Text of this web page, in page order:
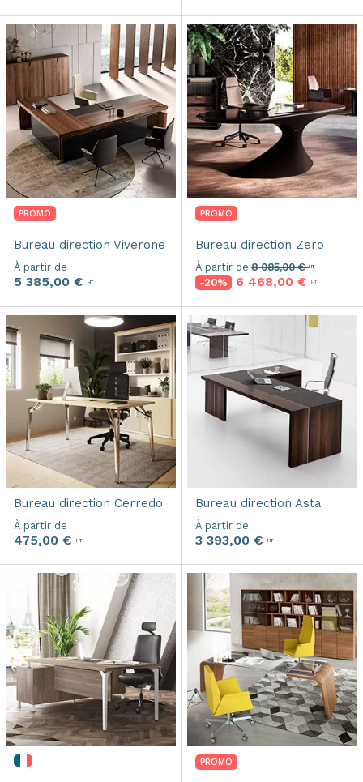
PROMO
Bureau direction Viverone
À partir de
5 385,00 € HT
PROMO
Bureau direction Zero
À partir de 8 085,00 €HT
-20% 6 468,00 € HT
Bureau direction Cerredo
À partir de
475,00 € HT
Bureau direction Asta
À partir de
3 393,00 € HT
PROMO